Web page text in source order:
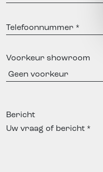
Telefoonnummer
Voorkeur showroom
Bericht